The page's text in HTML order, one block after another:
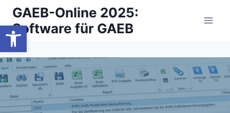
Werkzeugleiste öffnen
Zum
Inhalt
springen
GAEB-Online 2025:
Software für GAEB